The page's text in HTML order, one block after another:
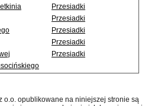
Przesiadki
Przesiadki
Przesiadki
Przesiadki
Przesiadki
o.o. opublikowane na niniejszej stronie są